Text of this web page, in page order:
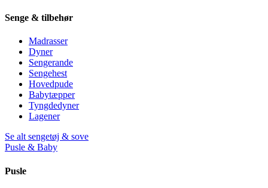
Senge & tilbehør
Madrasser
Dyner
Sengerande
Sengehest
Hovedpude
Babytæpper
Tyngdedyner
Lagener
Se alt sengetøj & sove
Pusle & Baby
Pusle